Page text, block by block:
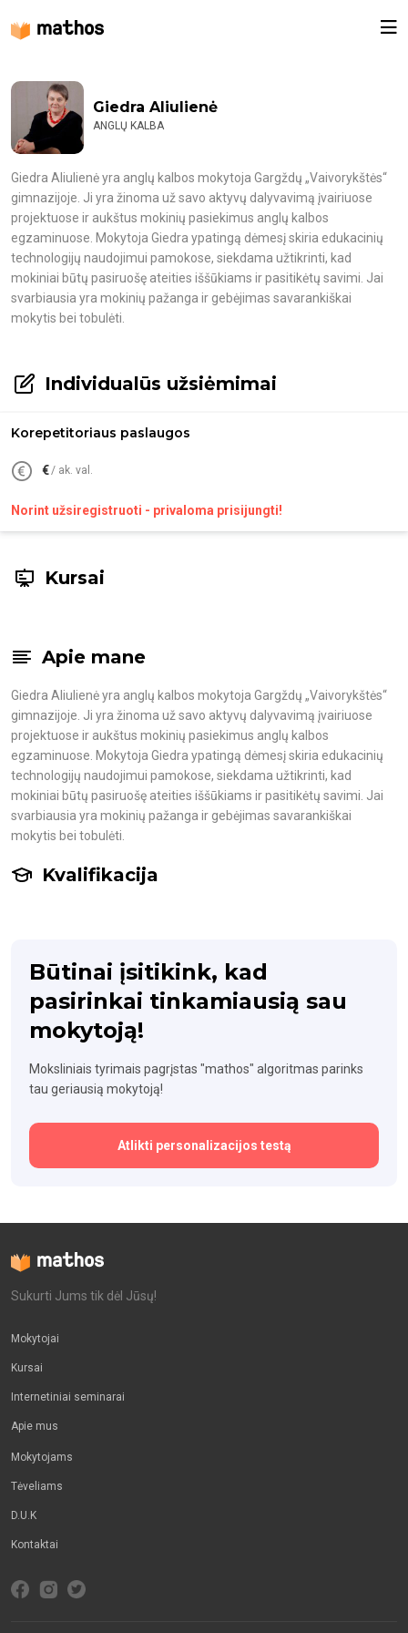
Giedra Aliulienė
ANGLŲ KALBA
Giedra Aliulienė yra anglų kalbos mokytoja Gargždų „Vaivorykštės“
gimnazijoje. Ji yra žinoma už savo aktyvų dalyvavimą įvairiuose
projektuose ir aukštus mokinių pasiekimus anglų kalbos
egzaminuose. Mokytoja Giedra ypatingą dėmesį skiria edukacinių
technologijų naudojimui pamokose, siekdama užtikrinti, kad
mokiniai būtų pasiruošę ateities iššūkiams ir pasitikėtų savimi. Jai
svarbiausia yra mokinių pažanga ir gebėjimas savarankiškai
mokytis bei tobulėti.
Individualūs užsiėmimai
Korepetitoriaus paslaugos
€/ ak. val.
Norint užsiregistruoti - privaloma prisijungti!
Kursai
Apie mane
Giedra Aliulienė yra anglų kalbos mokytoja Gargždų „Vaivorykštės“
gimnazijoje. Ji yra žinoma už savo aktyvų dalyvavimą įvairiuose
projektuose ir aukštus mokinių pasiekimus anglų kalbos
egzaminuose. Mokytoja Giedra ypatingą dėmesį skiria edukacinių
technologijų naudojimui pamokose, siekdama užtikrinti, kad
mokiniai būtų pasiruošę ateities iššūkiams ir pasitikėtų savimi. Jai
svarbiausia yra mokinių pažanga ir gebėjimas savarankiškai
mokytis bei tobulėti.
Kvalifikacija
Būtinai įsitikink, kad
pasirinkai tinkamiausią sau
mokytoją!
Moksliniais tyrimais pagrįstas "mathos" algoritmas parinks
tau geriausią mokytoją!
Atlikti personalizacijos testą
Sukurti Jums tik dėl Jūsų!
Mokytojai
Kursai
Internetiniai seminarai
Apie mus
Mokytojams
Tėveliams
D.U.K
Kontaktai